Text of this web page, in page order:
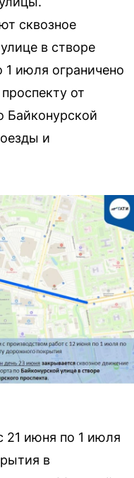
сквозное
в створе
1 июля ограничено
от
Байконурской
и
21 июня по 1 июля
в